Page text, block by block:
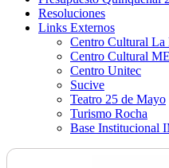
Resoluciones
Links Externos
Centro Cultural La
Centro Cultural
Centro Unitec
Sucive
Teatro 25 de Mayo
Turismo Rocha
Base Institucional